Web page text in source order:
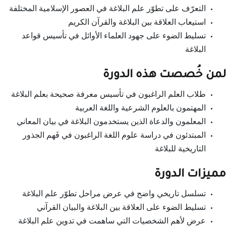
التعرّف على تطوّر علم البلاغة في العصور الإسلامية المختلفة
استيعاب العلاقة بين البلاغة والقرآن الكريم
تسليط الضوء على جهود العلماء الأوائل في تأسيس قواعد
البلاغة
لمن خُصصت هذه الدورة
طلاب العلم الراغبون في تأسيس معرفة صحيحة بعلم البلاغة
المهتمون بالعلوم الشرعية واللغة العربية
المعلمون والدعاة الذين يستخدمون البلاغة في بيان المعاني
المبتدئون في دراسة علوم اللغة الراغبون في فَهم الجذور
التاريخية للبلاغة
مميزات الدورة
تسلسل تاريخي واضح في عرض مراحل تطوّر علم البلاغة
تسليط الضوء على العلاقة بين البلاغة والبيان القرآني
عرض لأهم الشخصيات التي ساهمت في تدوين علم البلاغة